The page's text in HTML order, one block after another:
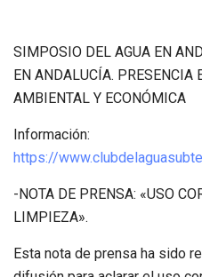
SIMPOSIO DEL AGUA EN
EN ANDALUCÍA. PRESENCIA
AMBIENTAL Y ECONÓMICA
Información:
https://
-NOTA DE PRENSA: «USO
LIMPIEZA».
Esta nota de prensa ha sido